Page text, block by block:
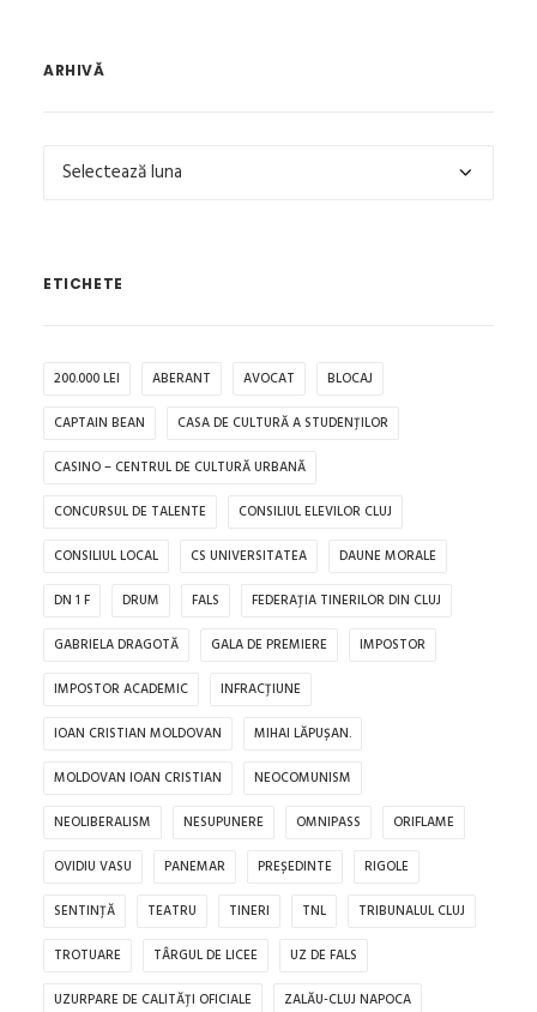
ARHIVĂ
Arhivă
ETICHETE
200.000 LEI ABERANT AVOCAT BLOCAJ
CAPTAIN BEAN CASA DE CULTURĂ A STUDENȚILOR
CASINO – CENTRUL DE CULTURĂ URBANĂ
CONCURSUL DE TALENTE CONSILIUL ELEVILOR CLUJ
CONSILIUL LOCAL CS UNIVERSITATEA DAUNE MORALE
DN 1 F DRUM FALS FEDERAȚIA TINERILOR DIN CLUJ
GABRIELA DRAGOTĂ GALA DE PREMIERE IMPOSTOR
IMPOSTOR ACADEMIC INFRACȚIUNE
IOAN CRISTIAN MOLDOVAN MIHAI LĂPUȘAN.
MOLDOVAN IOAN CRISTIAN NEOCOMUNISM
NEOLIBERALISM NESUPUNERE OMNIPASS ORIFLAME
OVIDIU VASU PANEMAR PREȘEDINTE RIGOLE
SENTINȚĂ TEATRU TINERI TNL TRIBUNALUL CLUJ
TROTUARE TÂRGUL DE LICEE UZ DE FALS
UZURPARE DE CALITĂȚI OFICIALE ZALĂU-CLUJ NAPOCA